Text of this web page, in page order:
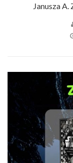
Janusza A.